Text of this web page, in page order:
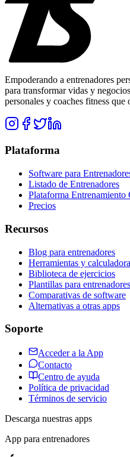
Empoderando a entrenadores
para transformar vidas y
personales y coaches fitness
Plataforma
Software para
Listado de Entrenadores
Plataforma Entrenamiento
Precios
Recursos
Blog para entrenadores
Herramientas y
Biblioteca de ejercicios
Plantillas para entrenadores
Comparativas de software
Alternativas a otras apps
Soporte
Acceder a la App
Contacto
Centro de ayuda
Política de privacidad
Términos de servicio
Descarga nuestras apps
App para entrenadores